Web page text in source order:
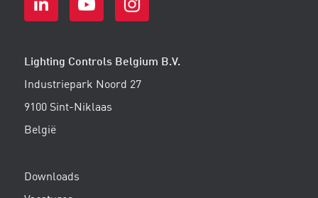
Lighting Controls Belgium B.V.
Industriepark Noord 27
9100 Sint-Niklaas
België
Downloads